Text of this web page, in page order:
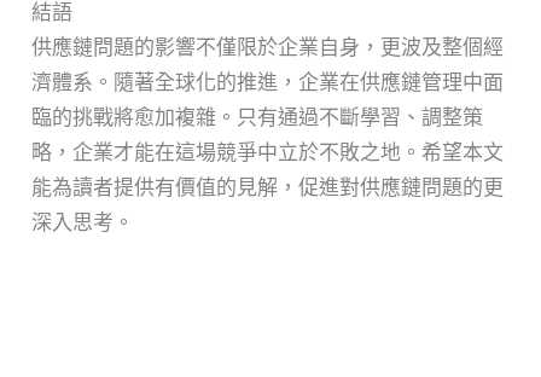
結語
供應鏈問題的影響不僅限於企業自身，更波及整個經
濟體系。隨著全球化的推進，企業在供應鏈管理中面
臨的挑戰將愈加複雜。只有通過不斷學習、調整策
略，企業才能在這場競爭中立於不敗之地。希望本文
能為讀者提供有價值的見解，促進對供應鏈問題的更
深入思考。